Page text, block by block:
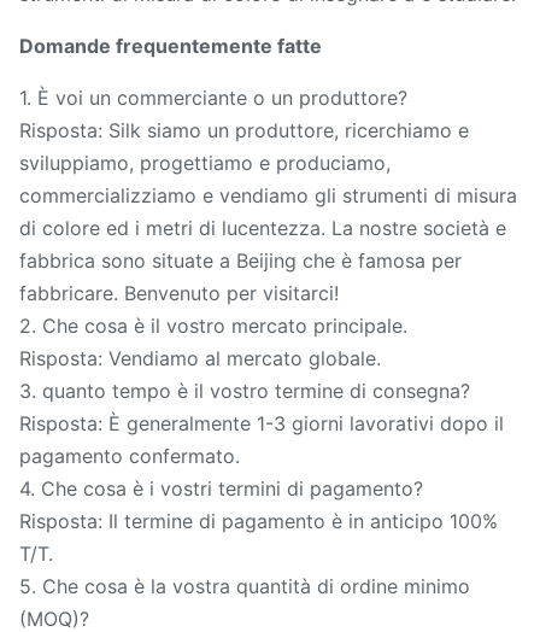
Domande frequentemente fatte
1. È voi un commerciante o un produttore?
Risposta: Silk siamo un produttore, ricerchiamo e
sviluppiamo, progettiamo e produciamo,
commercializziamo e vendiamo gli strumenti di misura
di colore ed i metri di lucentezza. La nostre società e
fabbrica sono situate a Beijing che è famosa per
fabbricare. Benvenuto per visitarci!
2. Che cosa è il vostro mercato principale.
Risposta: Vendiamo al mercato globale.
3. quanto tempo è il vostro termine di consegna?
Risposta: È generalmente 1-3 giorni lavorativi dopo il
pagamento confermato.
4. Che cosa è i vostri termini di pagamento?
Risposta: Il termine di pagamento è in anticipo 100%
T/T.
5. Che cosa è la vostra quantità di ordine minimo
(MOQ)?